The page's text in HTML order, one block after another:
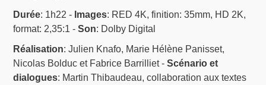
Durée: 1h22 - Images: RED 4K, finition: 35mm, HD 2K,
format: 2,35:1 -Son: Dolby Digital
Réalisation: Julien Knafo, Marie Hélène Panisset,
Nicolas Bolduc et Fabrice Barrilliet -Scénario et
dialogues: Martin Thibaudeau, collaboration aux textes